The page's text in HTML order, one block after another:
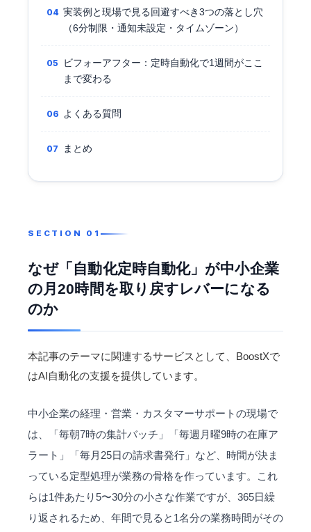
実装例と現場で見る回避すべき3つの落とし穴
（6分制限・通知未設定・タイムゾーン）
ビフォーアフター：定時自動化で1週間がここ
まで変わる
よくある質問
まとめ
なぜ「自動化定時自動化」が中小企業
の月20時間を取り戻すレバーになる
のか
本記事のテーマに関連するサービスとして、BoostXで
はAI自動化の支援を提供しています。
中小企業の経理・営業・カスタマーサポートの現場で
は、「毎朝7時の集計バッチ」「毎週月曜9時の在庫ア
ラート」「毎月25日の請求書発行」など、時間が決ま
っている定型処理が業務の骨格を作っています。これ
らは1件あたり5〜30分の小さな作業ですが、365日繰
り返されるため、年間で見ると1名分の業務時間がその